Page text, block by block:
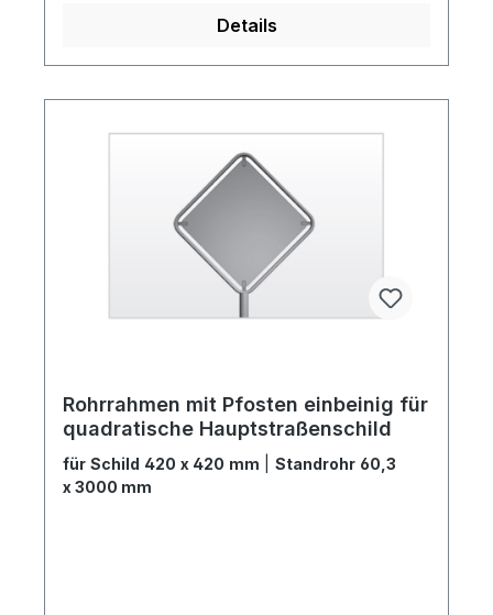
Details
Rohrrahmen mit Pfosten einbeinig für
quadratische Hauptstraßenschild
für Schild 420 x 420 mm
Standrohr 60,3
x 3000 mm